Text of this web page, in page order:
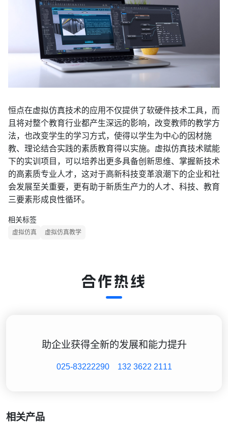
恒点在虚拟仿真技术的应用不仅提供了软硬件技术工具，而
且将对整个教育行业都产生深远的影响，改变教师的教学方
法，也改变学生的学习方式，使得以学生为中心的因材施
教、理论结合实践的素质教育得以实施。虚拟仿真技术赋能
下的实训项目，可以培养出更多具备创新思维、掌握新技术
的高素质专业人才，这对于高新科技变革浪潮下的企业和社
会发展至关重要，更有助于新质生产力的人才、科技、教育
三要素形成良性循环。
相关标签
虚拟仿真 虚拟仿真教学
合作热线
助企业获得全新的发展和能力提升
025-83222290 132 3622 2111
相关产品